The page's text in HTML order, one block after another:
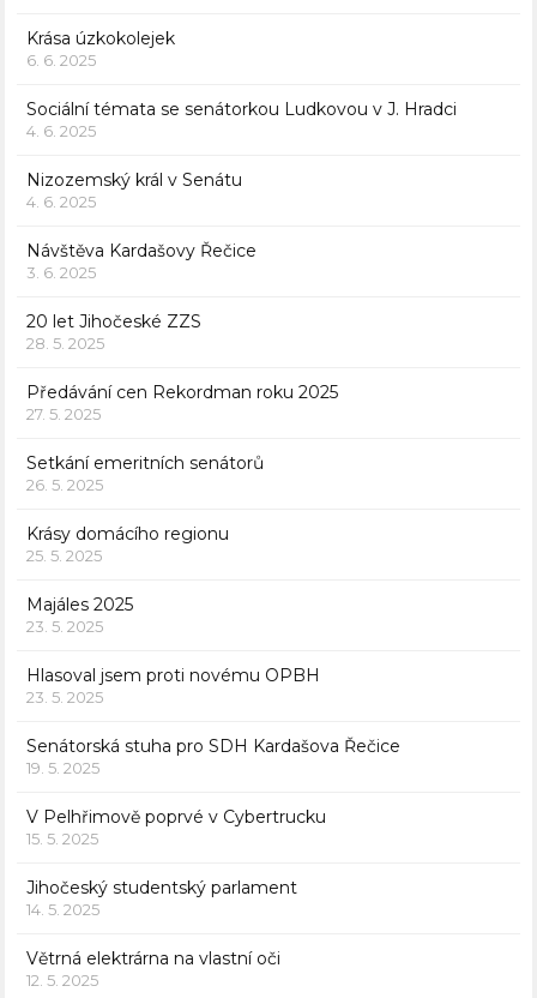
Krása úzkokolejek
6. 6. 2025
Sociální témata se senátorkou Ludkovou v J. Hradci
4. 6. 2025
Nizozemský král v Senátu
4. 6. 2025
Návštěva Kardašovy Řečice
3. 6. 2025
20 let Jihočeské ZZS
28. 5. 2025
Předávání cen Rekordman roku 2025
27. 5. 2025
Setkání emeritních senátorů
26. 5. 2025
Krásy domácího regionu
25. 5. 2025
Majáles 2025
23. 5. 2025
Hlasoval jsem proti novému OPBH
23. 5. 2025
Senátorská stuha pro SDH Kardašova Řečice
19. 5. 2025
V Pelhřimově poprvé v Cybertrucku
15. 5. 2025
Jihočeský studentský parlament
14. 5. 2025
Větrná elektrárna na vlastní oči
12. 5. 2025